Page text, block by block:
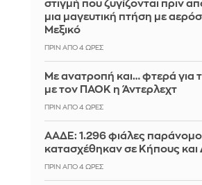
στιγμή που ζυγίζονται πριν
μια μαγευτική πτήση με
Μεξικό
ΠΡΙΝ ΑΠΌ 4 ΏΡΕΣ
Με ανατροπή και… φτερά για
με τον ΠΑΟΚ η Άντερλεχτ
ΠΡΙΝ ΑΠΌ 4 ΏΡΕΣ
ΑΑΔΕ: 1.296 φιάλες
κατασχέθηκαν σε Κήπους και
ΠΡΙΝ ΑΠΌ 4 ΏΡΕΣ